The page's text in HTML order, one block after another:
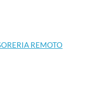
REMOTO